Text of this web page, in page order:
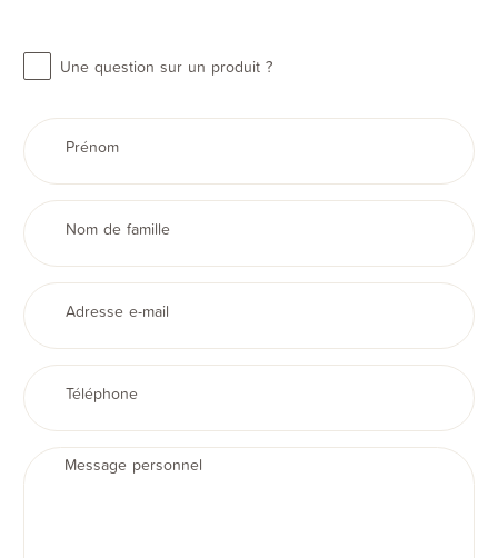
Une question sur un produit ?
Prénom
Nom de famille
Adresse e-mail
Téléphone
Message personnel